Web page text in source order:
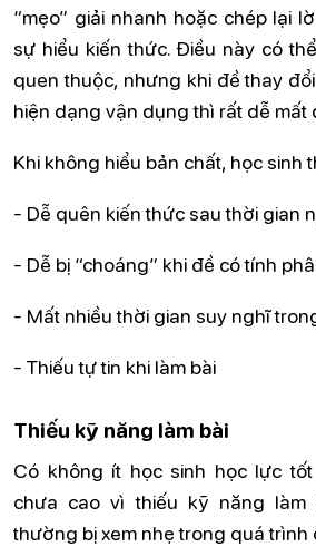
“mẹo” giải nhanh hoặc chép lại
sự hiểu kiến thức. Điều này có
quen thuộc, nhưng khi đề thay
hiện dạng vận dụng thì rất dễ mất
Khi không hiểu bản chất, học sinh
- Dễ quên kiến thức sau thời gian
- Dễ bị “choáng” khi đề có tính
- Mất nhiều thời gian suy nghĩ
- Thiếu tự tin khi làm bài
Thiếu kỹ năng làm bài
Có không ít học sinh học lực
chưa cao vì thiếu kỹ năng
thường bị xem nhẹ trong quá trình